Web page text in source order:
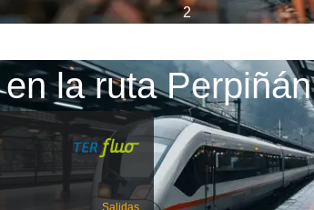
2
la ruta
Salidas